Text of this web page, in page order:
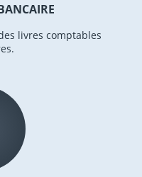
livres comptables